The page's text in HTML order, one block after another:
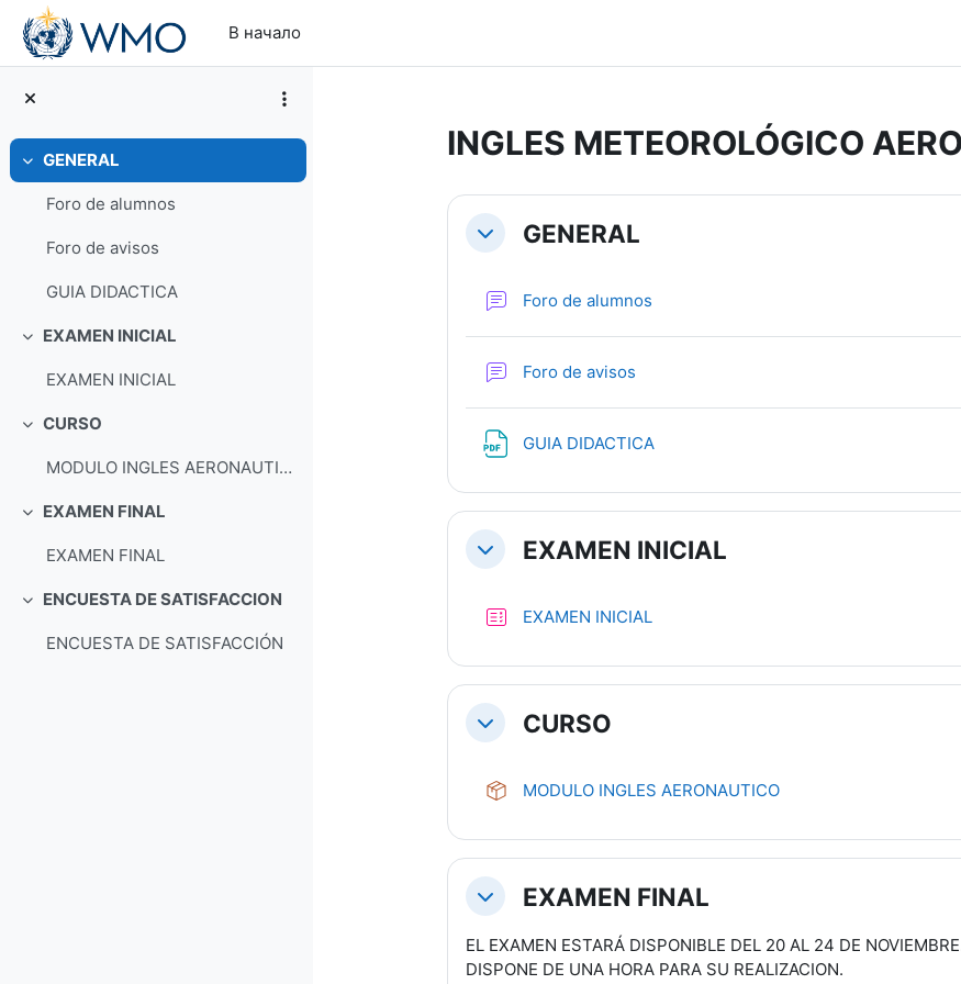
Перейти к основному содержанию
В начало
Свернуть
GENERAL
Foro de alumnos
Foro de avisos
GUIA DIDACTICA
Свернуть
EXAMEN INICIAL
EXAMEN INICIAL
Свернуть
CURSO
MODULO INGLES AERONAUTICO
Свернуть
EXAMEN FINAL
EXAMEN FINAL
Свернуть
ENCUESTA DE SATISFACCION
ENCUESTA DE SATISFACCIÓN
INGLES METEOROLÓGICO
Section outline
СвернутьGENERAL
Foro de alumnos
Foro de avisos
GUIA DIDACTICA
СвернутьEXAMEN INICIAL
EXAMEN INICIALТест
СвернутьCURSO
MODULO INGLES AERONAUTICOПакет SCORM
СвернутьEXAMEN FINAL
EL EXAMEN ESTARÁ DISPONIBLE DEL 20 AL 24 DE
DISPONE DE UNA HORA PARA SU REALIZACION.